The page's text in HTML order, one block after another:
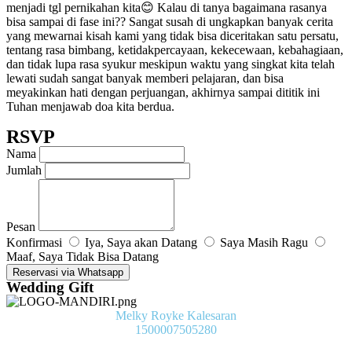
menjadi tgl pernikahan kita😊 Kalau di tanya bagaimana rasanya
bisa sampai di fase ini?? Sangat susah di ungkapkan banyak cerita
yang mewarnai kisah kami yang tidak bisa diceritakan satu persatu,
tentang rasa bimbang, ketidakpercayaan, kekecewaan, kebahagiaan,
dan tidak lupa rasa syukur meskipun waktu yang singkat kita telah
lewati sudah sangat banyak memberi pelajaran, dan bisa
meyakinkan hati dengan perjuangan, akhirnya sampai dititik ini
Tuhan menjawab doa kita berdua.
RSVP
Nama
Jumlah
Pesan
Konfirmasi
Iya, Saya akan Datang
Saya Masih Ragu
Maaf, Saya Tidak Bisa Datang
Reservasi via Whatsapp
Wedding Gift
Melky Royke Kalesaran
1500007505280